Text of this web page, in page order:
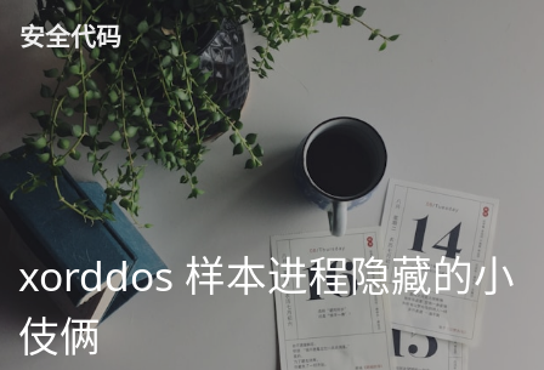
安全代码
xorddos 样本进程隐藏的小
伎俩